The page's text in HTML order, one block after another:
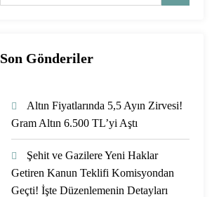
Son Gönderiler
Altın Fiyatlarında 5,5 Ayın Zirvesi!
Gram Altın 6.500 TL’yi Aştı
Şehit ve Gazilere Yeni Haklar
Getiren Kanun Teklifi Komisyondan
Geçti! İşte Düzenlemenin Detayları